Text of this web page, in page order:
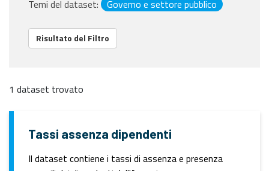
Temi del dataset:
Governo e settore pubblico
Risultato del Filtro
1 dataset trovato
Tassi assenza dipendenti
Il dataset contiene i tassi di assenza e presenza